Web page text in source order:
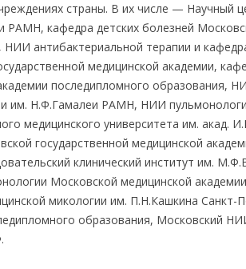
страны. В их числе — Научный
РАМН, кафедра детских болезней
антибактериальной терапии и
медицинской академии,
последипломного образования,
им. Н.Ф.Гамалеи РАМН, НИИ
медицинского университета им. акад.
государственной медицинской
клинический институт им.
Московской медицинской
микологии им. П.Н.Кашкина Санкт-
образования, Московский